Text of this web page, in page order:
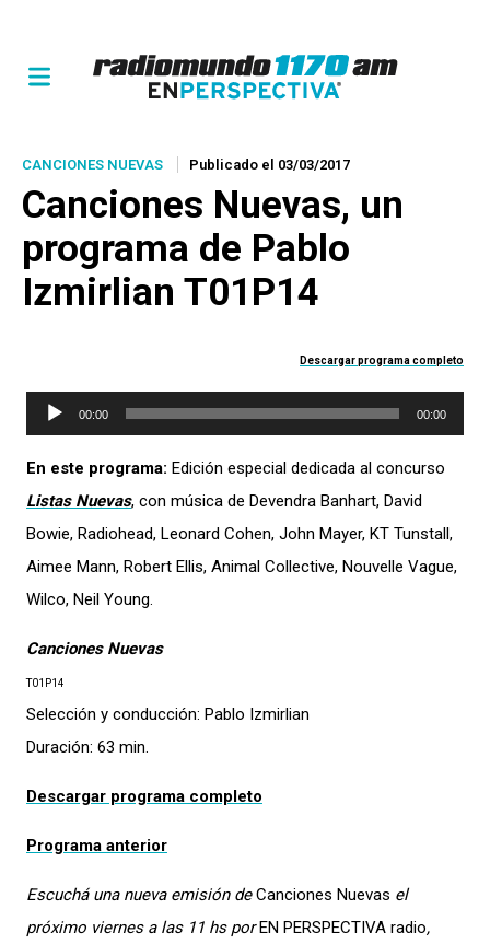
CANCIONES NUEVAS Publicado el 03/03/2017
Canciones Nuevas, un
programa de Pablo
Izmirlian T01P14
Descargar programa completo
Reproductor
de
audio
00:00 00:00
En este programa: Edición especial dedicada al concurso
Listas Nuevas, con música de Devendra Banhart, David
Bowie, Radiohead, Leonard Cohen, John Mayer, KT Tunstall,
Aimee Mann, Robert Ellis, Animal Collective, Nouvelle Vague,
Wilco, Neil Young.
Canciones Nuevas
T01P14
Selección y conducción: Pablo Izmirlian
Duración: 63 min.
Descargar programa completo
Programa anterior
Escuchá una nueva emisión deCanciones Nuevas el
próximo viernes a las 11 hs porEN PERSPECTIVA radio,